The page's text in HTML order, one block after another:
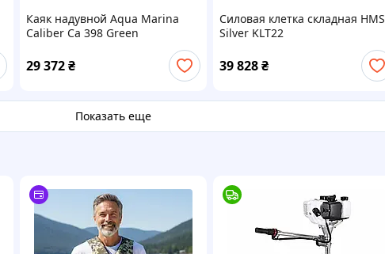
Каяк надувной Aqua Marina
Caliber Ca 398 Green
29 372₴
Силовая клетка складная HMS
Silver KLT22
39 828 ₴
Показать еще